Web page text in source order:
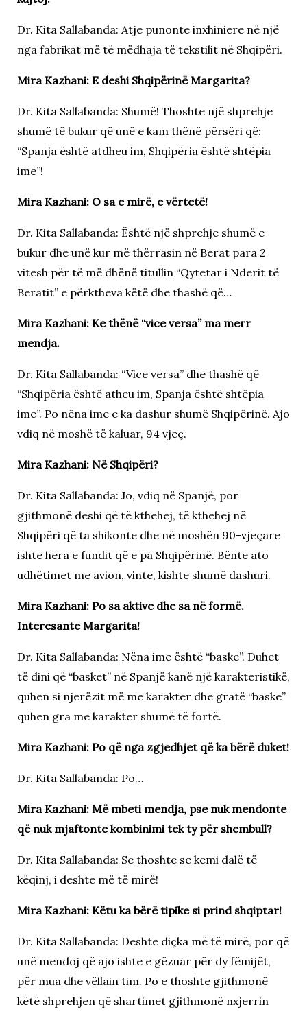
Dr. Kita Sallabanda: Atje punonte inxhiniere në një
nga fabrikat më të mëdhaja të tekstilit në Shqipëri.
Mira Kazhani: E deshi Shqipërinë Margarita?
Dr. Kita Sallabanda: Shumë! Thoshte një shprehje
shumë të bukur që unë e kam thënë përsëri që:
“Spanja është atdheu im, Shqipëria është shtëpia
ime”!
Mira Kazhani: O sa e mirë, e vërtetë!
Dr. Kita Sallabanda: Është një shprehje shumë e
bukur dhe unë kur më thërrasin në Berat para 2
vitesh për të më dhënë titullin “Qytetar i Nderit të
Beratit” e përktheva këtë dhe thashë që…
Mira Kazhani: Ke thënë “vice versa” ma merr
mendja.
Dr. Kita Sallabanda: “Vice versa” dhe thashë që
“Shqipëria është atheu im, Spanja është shtëpia
ime”. Po nëna ime e ka dashur shumë Shqipërinë. Ajo
vdiq në moshë të kaluar, 94 vjeç.
Mira Kazhani: Në Shqipëri?
Dr. Kita Sallabanda: Jo, vdiq në Spanjë, por
gjithmonë deshi që të kthehej, të kthehej në
Shqipëri që ta shikonte dhe në moshën 90-vjeçare
ishte hera e fundit që e pa Shqipërinë. Bënte ato
udhëtimet me avion, vinte, kishte shumë dashuri.
Mira Kazhani: Po sa aktive dhe sa në formë.
Interesante Margarita!
Dr. Kita Sallabanda: Nëna ime është “baske”. Duhet
të dini që “basket” në Spanjë kanë një karakteristikë,
quhen si njerëzit më me karakter dhe gratë “baske”
quhen gra me karakter shumë të fortë.
Mira Kazhani: Po që nga zgjedhjet që ka bërë duket!
Dr. Kita Sallabanda: Po…
Mira Kazhani: Më mbeti mendja, pse nuk mendonte
që nuk mjaftonte kombinimi tek ty për shembull?
Dr. Kita Sallabanda: Se thoshte se kemi dalë të
këqinj, i deshte më të mirë!
Mira Kazhani: Këtu ka bërë tipike si prind shqiptar!
Dr. Kita Sallabanda: Deshte diçka më të mirë, por që
unë mendoj që ajo ishte e gëzuar për dy fëmijët,
për mua dhe vëllain tim. Po e thoshte gjithmonë
këtë shprehjen që shartimet gjithmonë nxjerrin